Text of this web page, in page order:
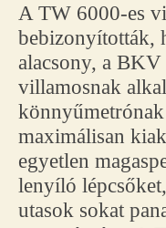
A TW 6000-es
bebizonyították,
alacsony, a
villamosnak
maximálisan
egyetlen
lenyíló
utasok sokat